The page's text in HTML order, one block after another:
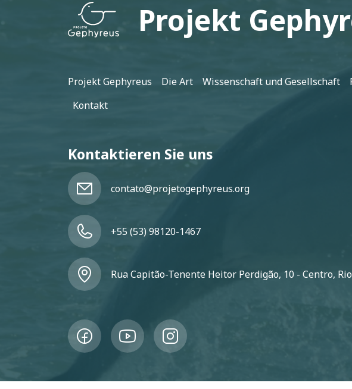
Projekt
Fußzeile
Projekt Gephyreus Die Art Wissenschaft und Gesellschaft
Kontakt
Kontaktieren Sie uns
contato@projetogephyreus.org
+55 (53) 98120-1467
Rua Capitão-Tenente Heitor Perdigão, 10 - Centro,